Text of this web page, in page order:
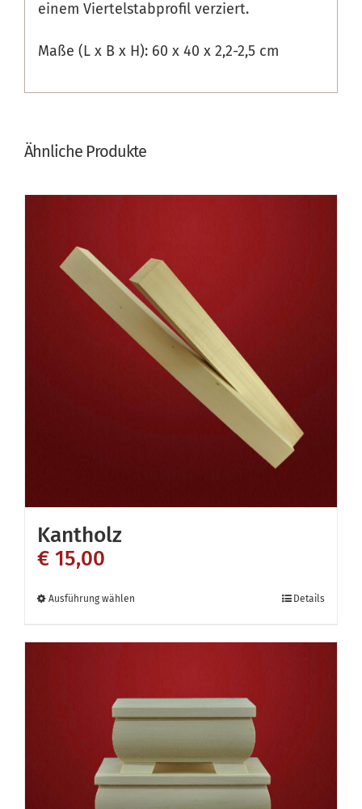
einem Viertelstabprofil verziert.
Maße (L x B x H): 60 x 40 x 2,2-2,5 cm
Ähnliche Produkte
Kantholz
€ 15,00
Ausführung wählen
Varianten
Die
Optionen
können
Details